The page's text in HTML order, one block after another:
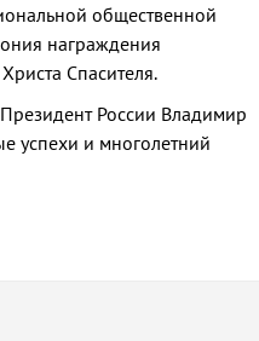
общественной
награждения
Спасителя.
России Владимир
успехи и многолетний